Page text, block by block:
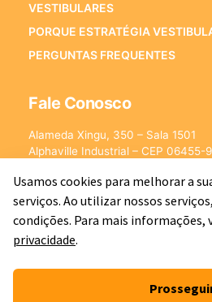
VESTIBULARES
PORQUE ESTRATÉGIA
PERGUNTAS FREQUENTES
Fale Conosco
Alameda Xingu, 350 – Sala 1501
Alphaville Industrial – CEP 06455-
E-mail:[email protected]
©2026 - Estratégia Vestibulares -